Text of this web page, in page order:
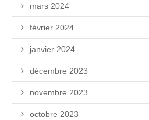
mars 2024
février 2024
janvier 2024
décembre 2023
novembre 2023
octobre 2023